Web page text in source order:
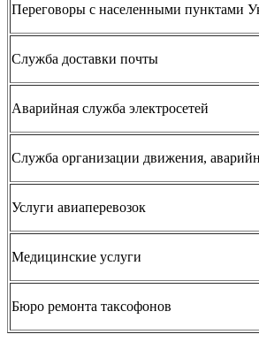
Переговоры с населенными пунктами
Служба доставки почты
Аварийная служба электросетей
Служба организации движения,
Услуги авиаперевозок
Медицинские услуги
Бюро ремонта таксофонов